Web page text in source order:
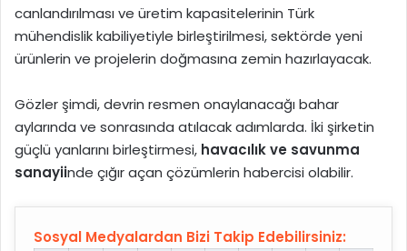
canlandırılması ve üretim kapasitelerinin Türk
mühendislik kabiliyetiyle birleştirilmesi, sektörde yeni
ürünlerin ve projelerin doğmasına zemin hazırlayacak.
Gözler şimdi, devrin resmen onaylanacağı bahar
aylarında ve sonrasında atılacak adımlarda. İki şirketin
güçlü yanlarını birleştirmesi, havacılık ve savunma
sanayiinde çığır açan çözümlerin habercisi olabilir.
Sosyal Medyalardan Bizi Takip Edebilirsiniz: